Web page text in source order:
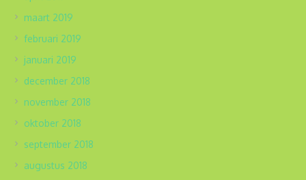
maart 2019
februari 2019
januari 2019
december 2018
november 2018
oktober 2018
september 2018
augustus 2018